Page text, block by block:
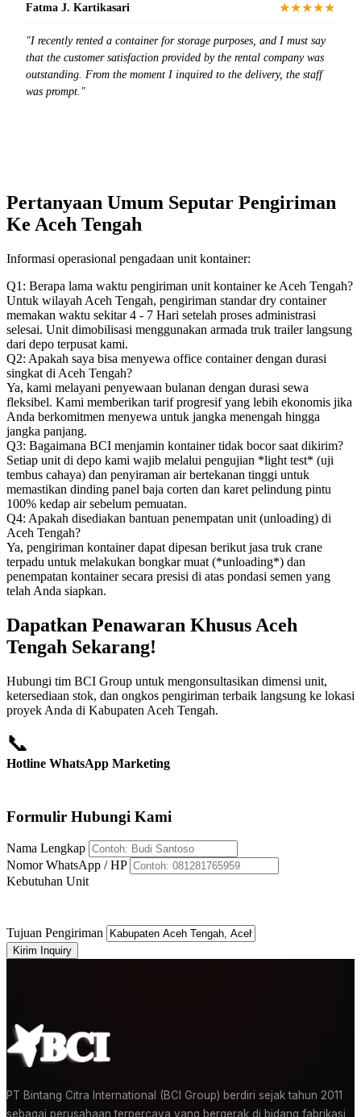
Fatma J. Kartikasari ★★★★★
"I recently rented a container for storage purposes, and I must say
that the customer satisfaction provided by the rental company was
outstanding. From the moment I inquired to the delivery, the staff
was prompt."
Pertanyaan Umum Seputar Pengiriman
Ke Aceh Tengah
Informasi operasional pengadaan unit kontainer:
Q1: Berapa lama waktu pengiriman unit kontainer ke Aceh Tengah?
Untuk wilayah Aceh Tengah, pengiriman standar dry container
memakan waktu sekitar 4 - 7 Hari setelah proses administrasi
selesai. Unit dimobilisasi menggunakan armada truk trailer langsung
dari depo terpusat kami.
Q2: Apakah saya bisa menyewa office container dengan durasi
singkat di Aceh Tengah?
Ya, kami melayani penyewaan bulanan dengan durasi sewa
fleksibel. Kami memberikan tarif progresif yang lebih ekonomis jika
Anda berkomitmen menyewa untuk jangka menengah hingga
jangka panjang.
Q3: Bagaimana BCI menjamin kontainer tidak bocor saat dikirim?
Setiap unit di depo kami wajib melalui pengujian *light test* (uji
tembus cahaya) dan penyiraman air bertekanan tinggi untuk
memastikan dinding panel baja corten dan karet pelindung pintu
100% kedap air sebelum pemuatan.
Q4: Apakah disediakan bantuan penempatan unit (unloading) di
Aceh Tengah?
Ya, pengiriman kontainer dapat dipesan berikut jasa truk crane
terpadu untuk melakukan bongkar muat (*unloading*) dan
penempatan kontainer secara presisi di atas pondasi semen yang
telah Anda siapkan.
Dapatkan Penawaran Khusus Aceh
Tengah Sekarang!
Hubungi tim BCI Group untuk mengonsultasikan dimensi unit,
ketersediaan stok, dan ongkos pengiriman terbaik langsung ke lokasi
proyek Anda di Kabupaten Aceh Tengah.
📞
Hotline WhatsApp Marketing
Formulir Hubungi Kami
Nama Lengkap
Nomor WhatsApp / HP
Kebutuhan Unit
Tujuan Pengiriman
Kirim Inquiry
PT Bintang Citra International (BCI Group) berdiri sejak tahun 2011
sebagai perusahaan terpercaya yang bergerak di bidang fabrikasi,